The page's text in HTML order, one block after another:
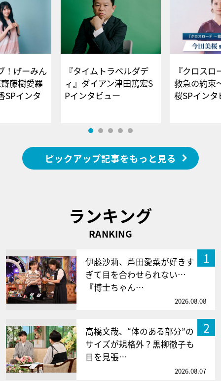
！げーみん
藤樹愛羅
SPインタ
『タイムトラベルダデ
ィ』ダイアン津田篤宏S
Pインタビュー
『クロス
救急の約束
桜SPイ
ピックアップ記事をもっと見る
ランキング
RANKING
1
伊藤沙莉、芦田愛菜が好きす
ぎて目を合わせられない…
『博士ちゃん…
2026.08.08
2
高橋文哉、“体のある部分”の
サイズが規格外？黒柳徹子も
目を見張…
2026.08.07